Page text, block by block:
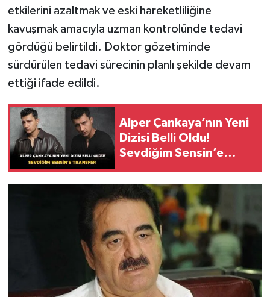
etkilerini azaltmak ve eski hareketliliğine
kavuşmak amacıyla uzman kontrolünde tedavi
gördüğü belirtildi. Doktor gözetiminde
sürdürülen tedavi sürecinin planlı şekilde devam
ettiği ifade edildi.
Alper Çankaya’nın Yeni
Dizisi Belli Oldu!
Sevdiğim Sensin’e